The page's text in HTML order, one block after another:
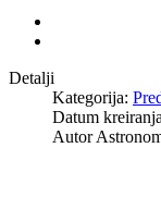
Detalji
Kategorija:
Datum
Autor